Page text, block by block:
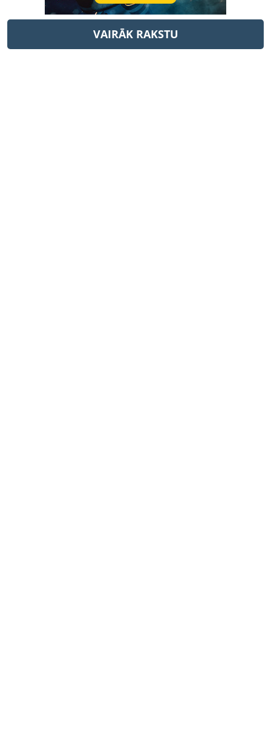
VAIRĀK RAKSTU